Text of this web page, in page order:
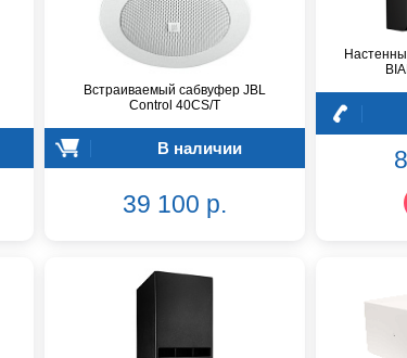
Встраиваемый сабвуфер JBL
Control 40CS/T
В наличии
39 100 р.